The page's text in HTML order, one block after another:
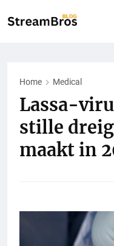
Home Medical
Lassa-
stille
maakt in